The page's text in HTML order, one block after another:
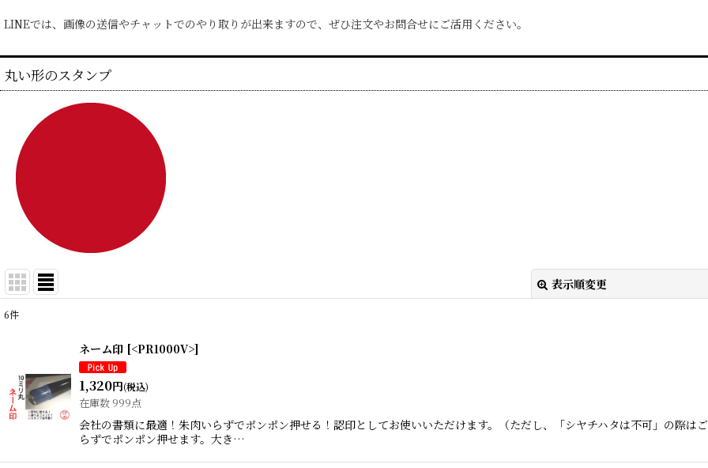
LINEでは、画像の送信やチャットでのやり取りが出来ますので、ぜひ注文やお問合せにご活用ください。
丸い形のスタンプ
表示順変更
並び順:
絞り込む
6件
ネーム印 [<PR1000V>]
1,320円(税込)
在庫数 999点
会社の書類に最適！朱肉いらずでポンポン押せる！認印としてお使いいただけます。（ただし、「シヤチハタは不可」の際
らずでポンポン押せます。大き…